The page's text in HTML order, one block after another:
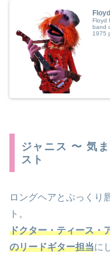
Floyd
band
1975
ジャニス 〜 気
スト
ロングヘアとぷっくり
ト。
ドクター・ティース・
のリードギター担当に